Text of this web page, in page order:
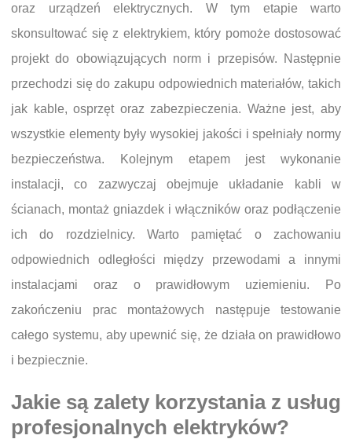
oraz urządzeń elektrycznych. W tym etapie warto
skonsultować się z elektrykiem, który pomoże dostosować
projekt do obowiązujących norm i przepisów. Następnie
przechodzi się do zakupu odpowiednich materiałów, takich
jak kable, osprzęt oraz zabezpieczenia. Ważne jest, aby
wszystkie elementy były wysokiej jakości i spełniały normy
bezpieczeństwa. Kolejnym etapem jest wykonanie
instalacji, co zazwyczaj obejmuje układanie kabli w
ścianach, montaż gniazdek i włączników oraz podłączenie
ich do rozdzielnicy. Warto pamiętać o zachowaniu
odpowiednich odległości między przewodami a innymi
instalacjami oraz o prawidłowym uziemieniu. Po
zakończeniu prac montażowych następuje testowanie
całego systemu, aby upewnić się, że działa on prawidłowo
i bezpiecznie.
Jakie są zalety korzystania z usług
profesjonalnych elektryków?